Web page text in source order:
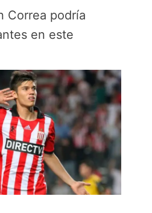
Correa podría
en este